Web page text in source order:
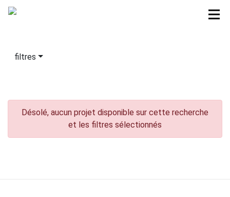
filtres
Désolé, aucun projet disponible sur cette recherche
et les filtres sélectionnés